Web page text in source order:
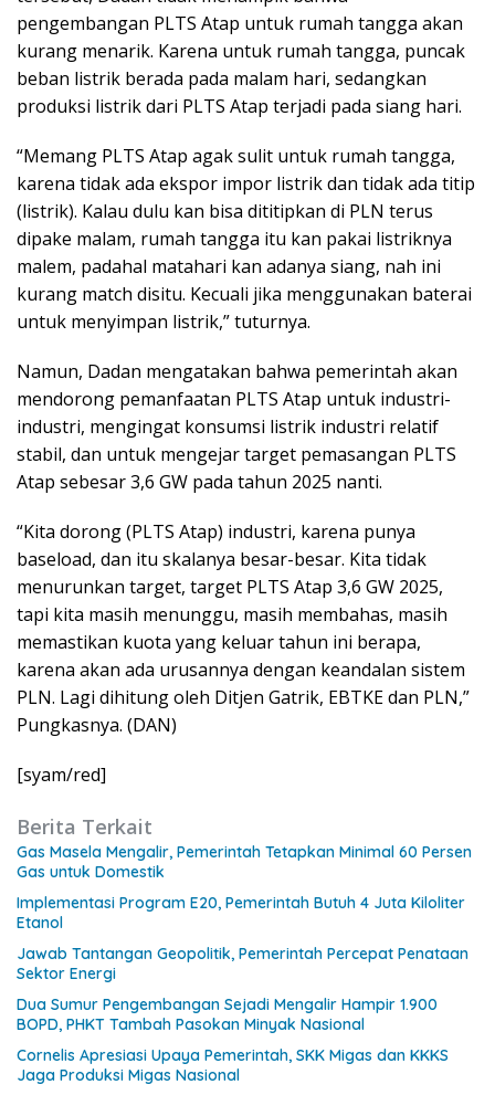
pengembangan PLTS Atap untuk rumah tangga akan
kurang menarik. Karena untuk rumah tangga, puncak
beban listrik berada pada malam hari, sedangkan
produksi listrik dari PLTS Atap terjadi pada siang hari.
“Memang PLTS Atap agak sulit untuk rumah tangga,
karena tidak ada ekspor impor listrik dan tidak ada titip
(listrik). Kalau dulu kan bisa dititipkan di PLN terus
dipake malam, rumah tangga itu kan pakai listriknya
malem, padahal matahari kan adanya siang, nah ini
kurang match disitu. Kecuali jika menggunakan baterai
untuk menyimpan listrik,” tuturnya.
Namun, Dadan mengatakan bahwa pemerintah akan
mendorong pemanfaatan PLTS Atap untuk industri-
industri, mengingat konsumsi listrik industri relatif
stabil, dan untuk mengejar target pemasangan PLTS
Atap sebesar 3,6 GW pada tahun 2025 nanti.
“Kita dorong (PLTS Atap) industri, karena punya
baseload, dan itu skalanya besar-besar. Kita tidak
menurunkan target, target PLTS Atap 3,6 GW 2025,
tapi kita masih menunggu, masih membahas, masih
memastikan kuota yang keluar tahun ini berapa,
karena akan ada urusannya dengan keandalan sistem
PLN. Lagi dihitung oleh Ditjen Gatrik, EBTKE dan PLN,”
Pungkasnya. (DAN)
[syam/red]
Berita Terkait
Gas Masela Mengalir, Pemerintah Tetapkan Minimal 60 Persen
Gas untuk Domestik
Implementasi Program E20, Pemerintah Butuh 4 Juta Kiloliter
Etanol
Jawab Tantangan Geopolitik, Pemerintah Percepat Penataan
Sektor Energi
Dua Sumur Pengembangan Sejadi Mengalir Hampir 1.900
BOPD, PHKT Tambah Pasokan Minyak Nasional
Cornelis Apresiasi Upaya Pemerintah, SKK Migas dan KKKS
Jaga Produksi Migas Nasional